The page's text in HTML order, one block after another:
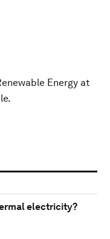
Energy at
electricity?